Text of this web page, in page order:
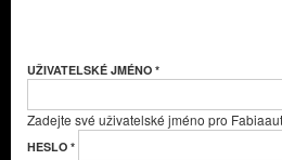
UŽIVATELSKÉ JMÉNO *
Zadejte své uživatelské jméno pro
HESLO *